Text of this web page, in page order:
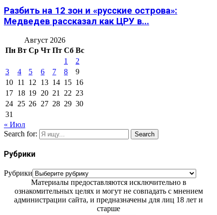
Разбить на 12 зон и «русские острова»:
Медведев рассказал как ЦРУ в...
Август 2026
Пн Вт Ср Чт Пт Сб Вс
1
2
3
4 5 6 7 8
9
10 11 12 13 14 15 16
17 18 19 20 21 22 23
24 25 26 27 28 29 30
31
« Июл
Search for:
Search
Рубрики
Рубрики
Материалы предоставляются исключительно в
ознакомительных целях и могут не совпадать с мнением
администрации сайта, и предназначены для лиц 18 лет и
старше